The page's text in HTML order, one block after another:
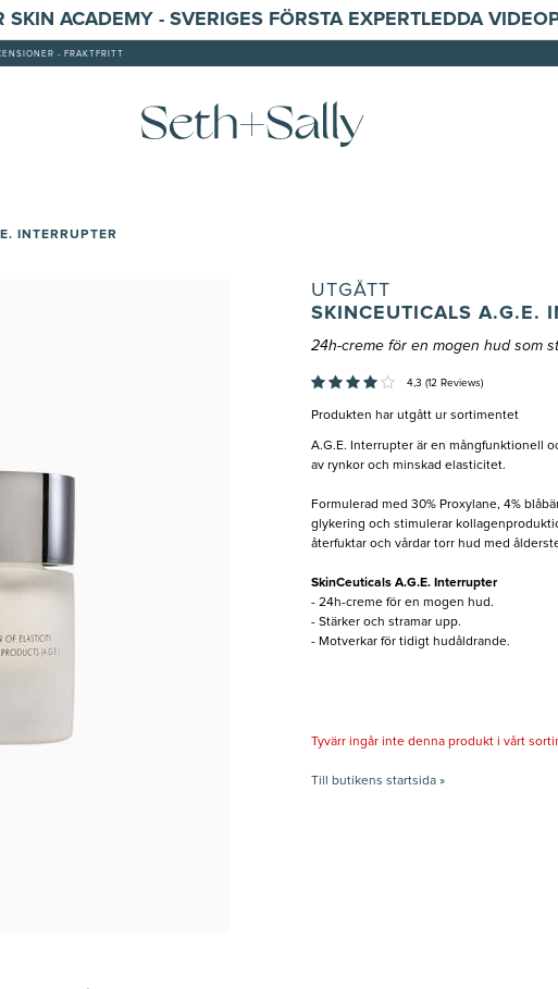
SKIN ACADEMY - SVERIGES FÖRSTA EXPERTLEDDA
- FRAKTFRITT
INTERRUPTER
UTGÅTT
SKINCEUTICALS A.G.E.
24h-creme för en mogen hud som
4,3 (12 Reviews)
Produkten har utgått ur sortimentet
A.G.E. Interrupter är en mångfunktionell
av rynkor och minskad elasticitet.
Formulerad med 30% Proxylane, 4%
glykering och stimulerar
återfuktar och vårdar torr hud med
SkinCeuticals A.G.E. Interrupter
- 24h-creme för en mogen hud.
- Stärker och stramar upp.
- Motverkar för tidigt hudåldrande.
Tyvärr ingår inte denna produkt i vårt
Till butikens startsida »